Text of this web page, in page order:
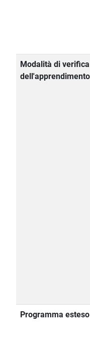
Modalità di verifica
dell'apprendimento
Programma esteso